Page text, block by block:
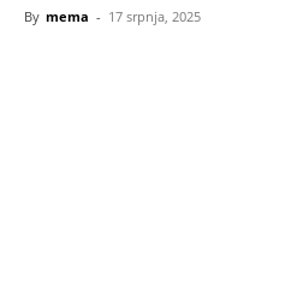
By mema - 17 srpnja, 2025